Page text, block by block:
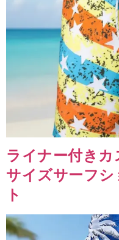
ライナー付き
サイズサーフ
ト